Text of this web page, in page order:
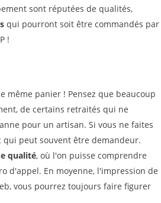
sont réputées de qualités,
qui pourront soit être commandés par
!
panier ! Pensez que beaucoup
de certains retraités qui ne
pour un artisan. Si vous ne faites
peut souvent être demandeur.
qualité, où l'on puisse comprendre
d'appel. En moyenne, l'impression de
vous pourrez toujours faire figurer